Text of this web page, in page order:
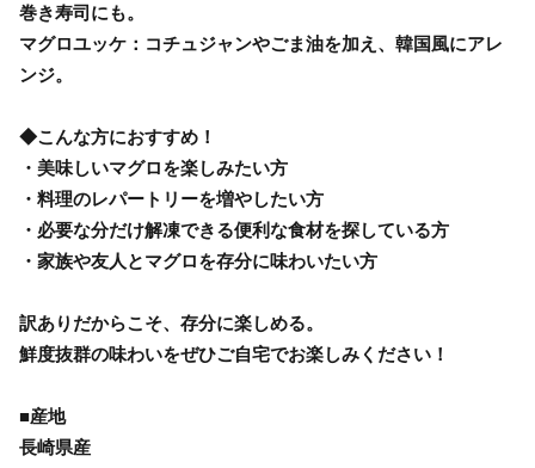
巻き寿司にも。
マグロユッケ：コチュジャンやごま油を加え、韓国風にアレ
ンジ。
◆こんな方におすすめ！
・美味しいマグロを楽しみたい方
・料理のレパートリーを増やしたい方
・必要な分だけ解凍できる便利な食材を探している方
・家族や友人とマグロを存分に味わいたい方
訳ありだからこそ、存分に楽しめる。
鮮度抜群の味わいをぜひご自宅でお楽しみください！
■産地
長崎県産